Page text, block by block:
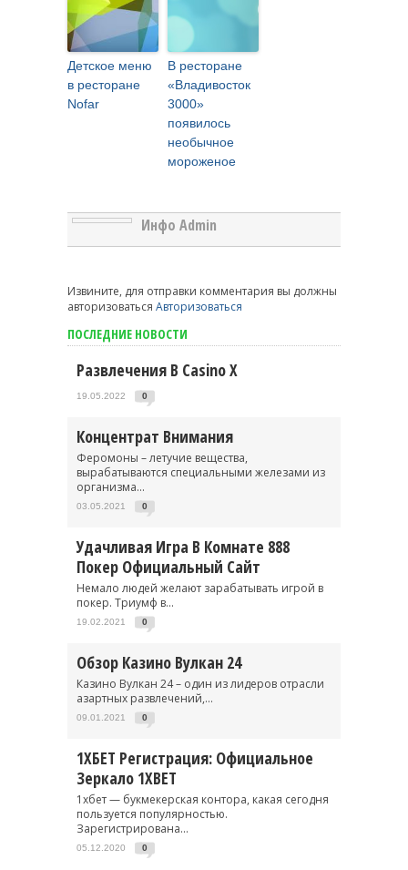
Детское меню
в ресторане
Nofar
В ресторане
«Владивосток
3000»
появилось
необычное
мороженое
Инфо Admin
Извините, для отправки комментария вы должны
авторизоваться Авторизоваться
ПОСЛЕДНИЕ НОВОСТИ
Развлечения В Casino X
19.05.2022 0
Концентрат Внимания
Феромоны – летучие вещества,
вырабатываются специальными железами из
организма...
03.05.2021 0
Удачливая Игра В Комнате 888
Покер Официальный Сайт
Немало людей желают зарабатывать игрой в
покер. Триумф в...
19.02.2021 0
Обзор Казино Вулкан 24
Казино Вулкан 24 – один из лидеров отрасли
азартных развлечений,...
09.01.2021 0
1ХБЕТ Регистрация: Официальное
Зеркало 1XBET
1хбет — букмекерская контора, какая сегодня
пользуется популярностью.
Зарегистрирована...
05.12.2020 0